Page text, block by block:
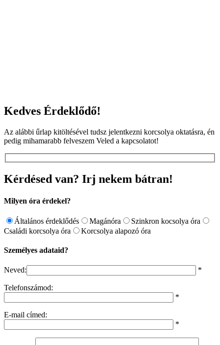
Kedves Érdeklődő!
Az alábbi űrlap kitöltésével tudsz jelentkezni korcsolya oktatásra, én
pedig mihamarabb felveszem Veled a kapcsolatot!
Kérdésed van? Irj nekem bátran!
Milyen óra érdekel?
Általános érdeklődés Magánóra
Szinkron kocsolya óra
Családi korcsolya óra
Korcsolya alapozó óra
Személyes adataid?
Neved: *
Telefonszámod:
*
E-mail címed:
*